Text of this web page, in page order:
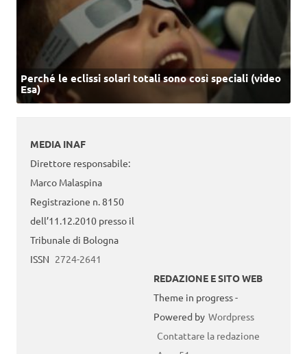
Perché le eclissi solari totali sono così speciali (video
Esa)
MEDIA INAF
Direttore responsabile:
Marco Malaspina
Registrazione n. 8150
dell’11.12.2010 presso il
Tribunale di Bologna
ISSN 2724-2641
REDAZIONE E SITO WEB
Theme in progress -
Powered by Wordpress
Contattare la redazione